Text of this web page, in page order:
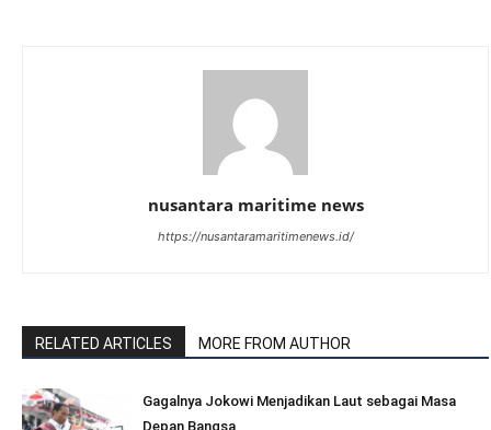
nusantara maritime news
https://nusantaramaritimenews.id/
RELATED ARTICLES MORE FROM AUTHOR
Gagalnya Jokowi Menjadikan Laut sebagai Masa
Depan Bangsa